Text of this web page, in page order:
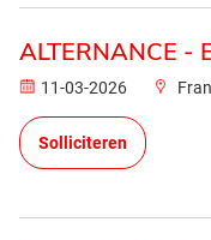
ALTERNANCE -
11-03-2026
Solliciteren